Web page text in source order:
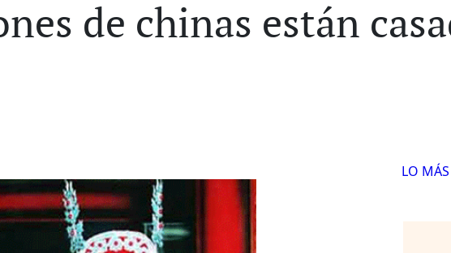
de chinas están
LO